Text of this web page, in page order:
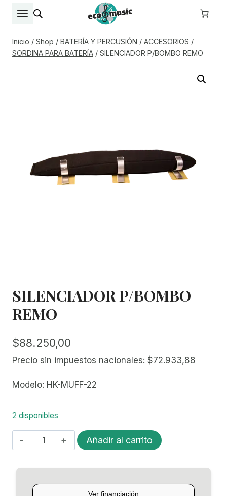
Inicio / Shop / BATERÍA Y PERCUSIÓN / ACCESORIOS /
SORDINA PARA BATERÍA / SILENCIADOR P/BOMBO REMO
SILENCIADOR P/BOMBO
REMO
$88.250,00
Precio sin impuestos nacionales: $72.933,88
Modelo: HK-MUFF-22
2 disponibles
SILENCIADOR
P/BOMBO
Añadir al carrito